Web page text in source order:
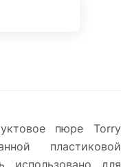
пюре Torry
пластиковой